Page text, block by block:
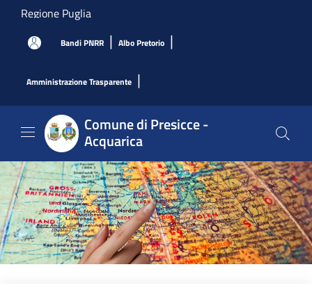
Salta al contenuto principale
Regione Puglia
Bandi PNRR | Albo Pretorio |
Amministrazione Trasparente |
Comune di Presicce -
Acquarica